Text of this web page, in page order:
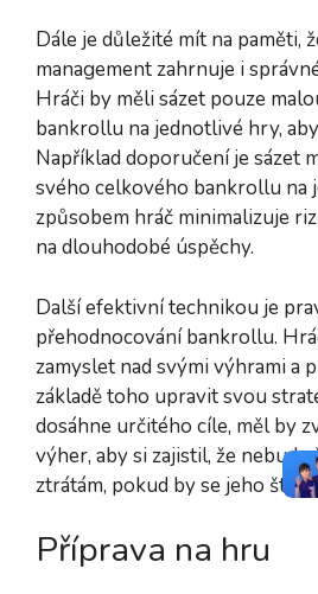
Dále je důležité mít na paměti,
management zahrnuje i
Hráči by měli sázet pouze
bankrollu na jednotlivé hry,
Například doporučení je sázet
svého celkového bankrollu na
způsobem hráč minimalizuje
na dlouhodobé úspěchy.
Další efektivní technikou je
přehodnocování bankrollu.
zamyslet nad svými výhrami a
základě toho upravit svou
dosáhne určitého cíle, měl by
výher, aby si zajistil, že
ztrátám, pokud by se jeho
Příprava na hru